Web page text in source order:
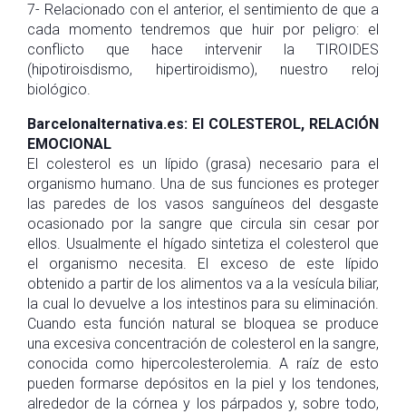
7- Relacionado con el anterior, el sentimiento de que a
cada momento tendremos que huir por peligro: el
conflicto que hace intervenir la TIROIDES
(hipotiroisdismo, hipertiroidismo), nuestro reloj
biológico.
Barcelonalternativa.es: El COLESTEROL, RELACIÓN
EMOCIONAL
El colesterol es un lípido (grasa) necesario para el
organismo humano. Una de sus funciones es proteger
las paredes de los vasos sanguíneos del desgaste
ocasionado por la sangre que circula sin cesar por
ellos. Usualmente el hígado sintetiza el colesterol que
el organismo necesita. El exceso de este lípido
obtenido a partir de los alimentos va a la vesícula biliar,
la cual lo devuelve a los intestinos para su eliminación.
Cuando esta función natural se bloquea se produce
una excesiva concentración de colesterol en la sangre,
conocida como hipercolesterolemia. A raíz de esto
pueden formarse depósitos en la piel y los tendones,
alrededor de la córnea y los párpados y, sobre todo,